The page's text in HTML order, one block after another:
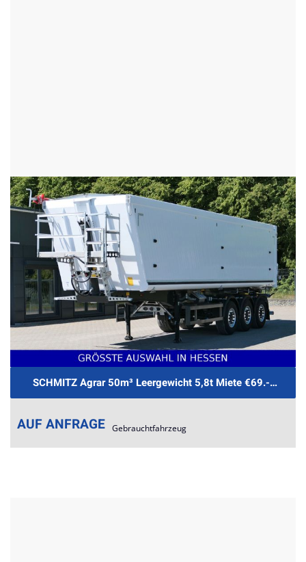
SCHMITZ Agrar 50m³ Leergewicht 5,8t Miete €69.- je Tag
AUF ANFRAGE Gebrauchtfahrzeug